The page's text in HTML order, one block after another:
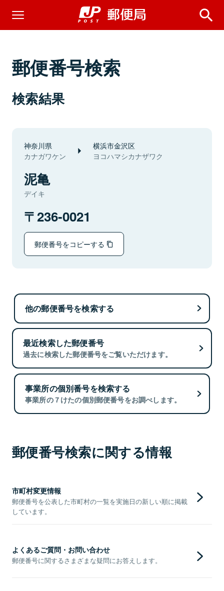
郵便番号検索
検索結果
神奈川県
カナガワケン
横浜市金沢区
ヨコハマシカナザワク
泥亀
デイキ
236-0021
郵便番号をコピーする
他の郵便番号を検索する
最近検索した郵便番号
過去に検索した郵便番号をご覧いただけます。
事業所の個別番号を検索する
事業所の７けたの個別郵便番号をお調べします。
郵便番号検索に関する情報
市町村変更情報
郵便番号を公表した市町村の一覧を実施日の新しい順に掲載
しています。
よくあるご質問・お問い合わせ
郵便番号に関するさまざまな疑問にお答えします。